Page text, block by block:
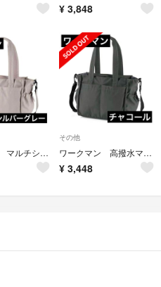
¥ 3,848
ワークマン マルチシートインマザーズ2WAYトートバッグ シルバーグレー☆2
その他
ワークマン 高撥水マルチシートインマザーズ2WAYトートバッグ チャコール☆2
¥ 3,448